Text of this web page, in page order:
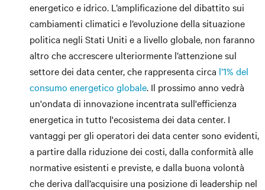
energetico e idrico. L’amplificazione del dibattito sui
cambiamenti climatici e l’evoluzione della situazione
politica negli Stati Uniti e a livello globale, non faranno
altro che accrescere ulteriormente l’attenzione sul
settore dei data center, che rappresenta circa l’1% del
consumo energetico globale. Il prossimo anno vedrà
un'ondata di innovazione incentrata sull'efficienza
energetica in tutto l'ecosistema dei data center. I
vantaggi per gli operatori dei data center sono evidenti,
a partire dalla riduzione dei costi, dalla conformità alle
normative esistenti e previste, e dalla buona volontà
che deriva dall’acquisire una posizione di leadership nel